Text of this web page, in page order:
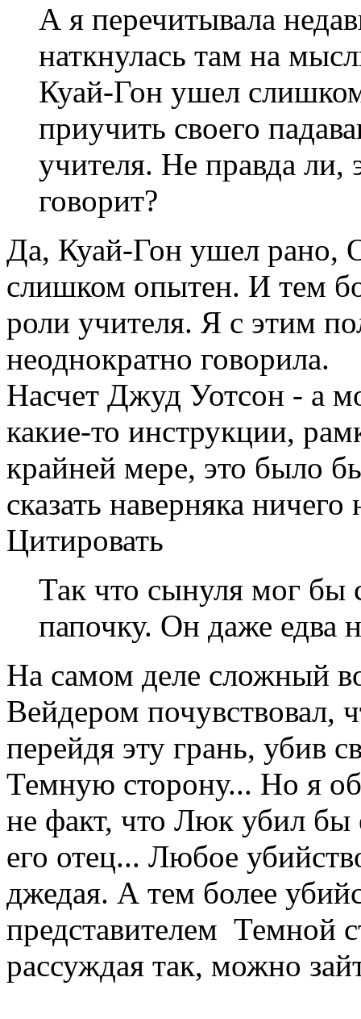
А я перечитывала
наткнулась там на
Куай-Гон ушел
приучить своего
учителя. Не правда ли,
говорит?
Да, Куай-Гон ушел рано,
слишком опытен. И тем
роли учителя. Я с этим
неоднократно говорила.
Насчет Джуд Уотсон - а
какие-то инструкции,
крайней мере, это было
сказать наверняка ничего
Цитировать
Так что сынуля мог бы
папочку. Он даже едва
На самом деле сложный
Вейдером почувствовал,
перейдя эту грань, убив
Темную сторону... Но я
не факт, что Люк убил бы
его отец... Любое
джедая. А тем более
представителем Темной
рассуждая так, можно